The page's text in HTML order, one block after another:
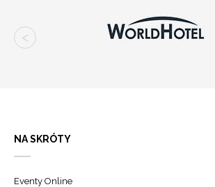
NA SKRÓTY
Eventy Online